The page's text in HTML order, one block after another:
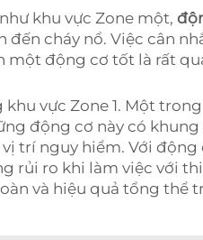
khu vực Zone một,
cháy nổ. Việc cân
động cơ tốt là rất
vực Zone 1. Một
động cơ này có
trí nguy hiểm. Với
rủi ro khi làm việc với
và hiệu quả tổng thể